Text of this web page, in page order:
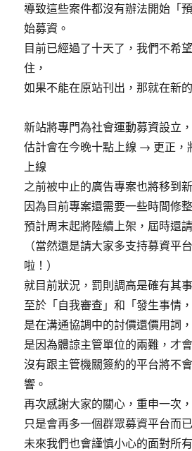
導致這些案件都沒有辦法開始「
始募資。
目前已經過了十天了，我們不希
住，
如果不能在原站刊出，那就在新
新站將專門為社會運動募資設立，
估計會在今晚十點上線 → 更正
上線
之前被中止的廣告專案也將移到
因為目前專案還需要一些時間修整
預計周末起將陸續上架，屆時還
（當然還是請大家多支持募資平
啦！）
就目前狀況，罰則調高是確有其事
至於「自我審查」和「發生事情
是在溝通協調中的討價還價用詞，
是因為體諒主管單位的兩難，才
沒有跟主管機關簽約的平台將不
響。
再次感謝大家的關心，重申一次
只是會再多一個群眾募資平台而已
未來我們也會謹慎小心的面對所